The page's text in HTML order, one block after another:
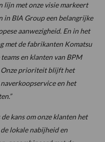
lijn met onze visie markeert
in BIA Group een belangrijke
aanwezigheid. En in het
met de fabrikanten Komatsu
en klanten van BPM
Onze prioriteit blijft het
en het
kans om onze klanten het
lokale nabijheid en